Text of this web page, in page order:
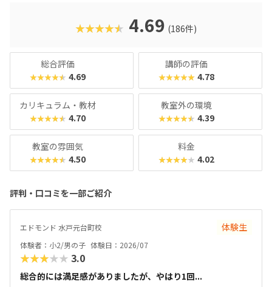
す。成長が“見える”チェックシートやタイピングシートな
ど、“続けたくなる仕組み”が整っているため、高い継続率に
ん、「好きなことから将来につながる力を育てたい」「子ど
もの成長を実感したい」というご家庭にもおすすめのスクー
ルです！
★★★★★ 4.69 (186件)
総合評価
★★★★★ 4.69
講師の評価
★★★★★ 4.78
カリキュラム・教材
★★★★★ 4.70
教室外の環境
★★★★★ 4.39
教室の雰囲気
★★★★★ 4.50
料金
★★★★★ 4.02
評判・口コミを一部ご紹介
エドモンド 水戸元台町校 体験生
体験者：小2/男の子 体験日：2026/07
★★★★★ 3.0
総合的には満足感がありましたが、やはり1回...